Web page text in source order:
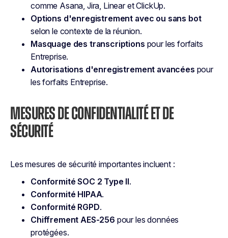
comme Asana, Jira, Linear et ClickUp.
Options d'enregistrement avec ou sans bot
selon le contexte de la réunion.
Masquage des transcriptions pour les forfaits
Entreprise.
Autorisations d'enregistrement avancées pour
les forfaits Entreprise.
MESURES DE CONFIDENTIALITÉ ET DE
SÉCURITÉ
Les mesures de sécurité importantes incluent :
Conformité SOC 2 Type II.
Conformité HIPAA.
Conformité RGPD.
Chiffrement AES-256 pour les données
protégées.